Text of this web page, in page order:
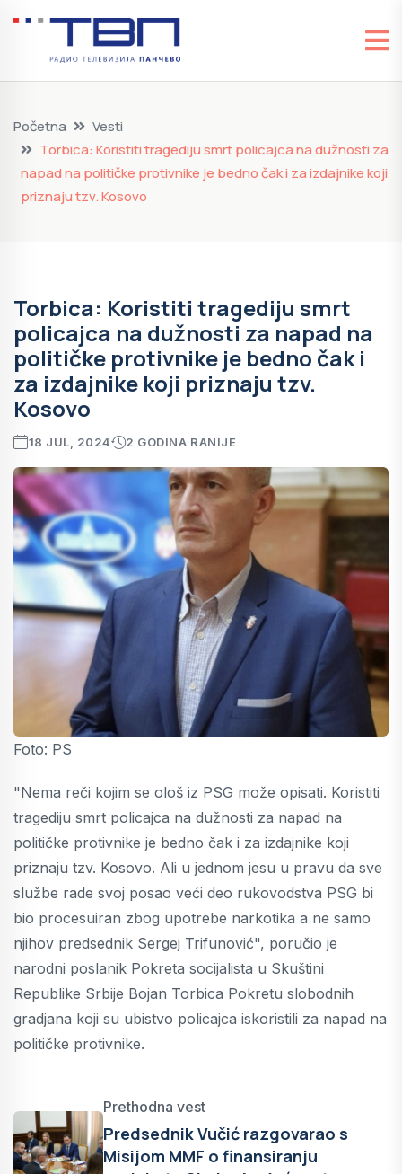
Početna
Vesti
Torbica: Koristiti tragediju smrt policajca na dužnosti za
napad na političke protivnike je bedno čak i za izdajnike koji
priznaju tzv. Kosovo
Torbica: Koristiti tragediju smrt
policajca na dužnosti za napad na
političke protivnike je bedno čak i
za izdajnike koji priznaju tzv.
Kosovo
18 JUL, 2024 2 GODINA RANIJE
Foto: PS
"Nema reči kojim se ološ iz PSG može opisati. Koristiti
tragediju smrt policajca na dužnosti za napad na
političke protivnike je bedno čak i za izdajnike koji
priznaju tzv. Kosovo. Ali u jednom jesu u pravu da sve
službe rade svoj posao veći deo rukovodstva PSG bi
bio procesuiran zbog upotrebe narkotika a ne samo
njihov predsednik Sergej Trifunović", poručio je
narodni poslanik Pokreta socijalista u Skuštini
Republike Srbije Bojan Torbica Pokretu slobodnih
gradjana koji su ubistvo policajca iskoristili za napad na
političke protivnike.
Prethodna vest
Predsednik Vučić razgovarao s
Misijom MMF o finansiranju